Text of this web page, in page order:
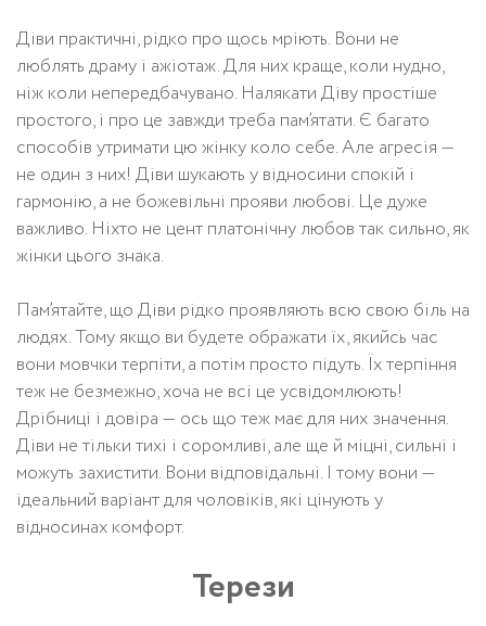
Діви практичні, рідко про щось мріють. Вони не
люблять драму і ажіотаж. Для них краще, коли нудно,
ніж коли непередбачувано. Налякати Діву простіше
простого, і про це завжди треба пам’ятати. Є багато
способів утримати цю жінку коло себе. Але агресія —
не один з них! Діви шукають у відносини спокій і
гармонію, а не божевільні прояви любові. Це дуже
важливо. Ніхто не цент платонічну любов так сильно, як
жінки цього знака.
Пам’ятайте, що Діви рідко проявляють всю свою біль на
людях. Тому якщо ви будете ображати їх, якийсь час
вони мовчки терпіти, а потім просто підуть. Їх терпіння
теж не безмежно, хоча не всі це усвідомлюють!
Дрібниці і довіра — ось що теж має для них значення.
Діви не тільки тихі і соромливі, але ще й міцні, сильні і
можуть захистити. Вони відповідальні. І тому вони —
ідеальний варіант для чоловіків, які цінують у
відносинах комфорт.
Терези